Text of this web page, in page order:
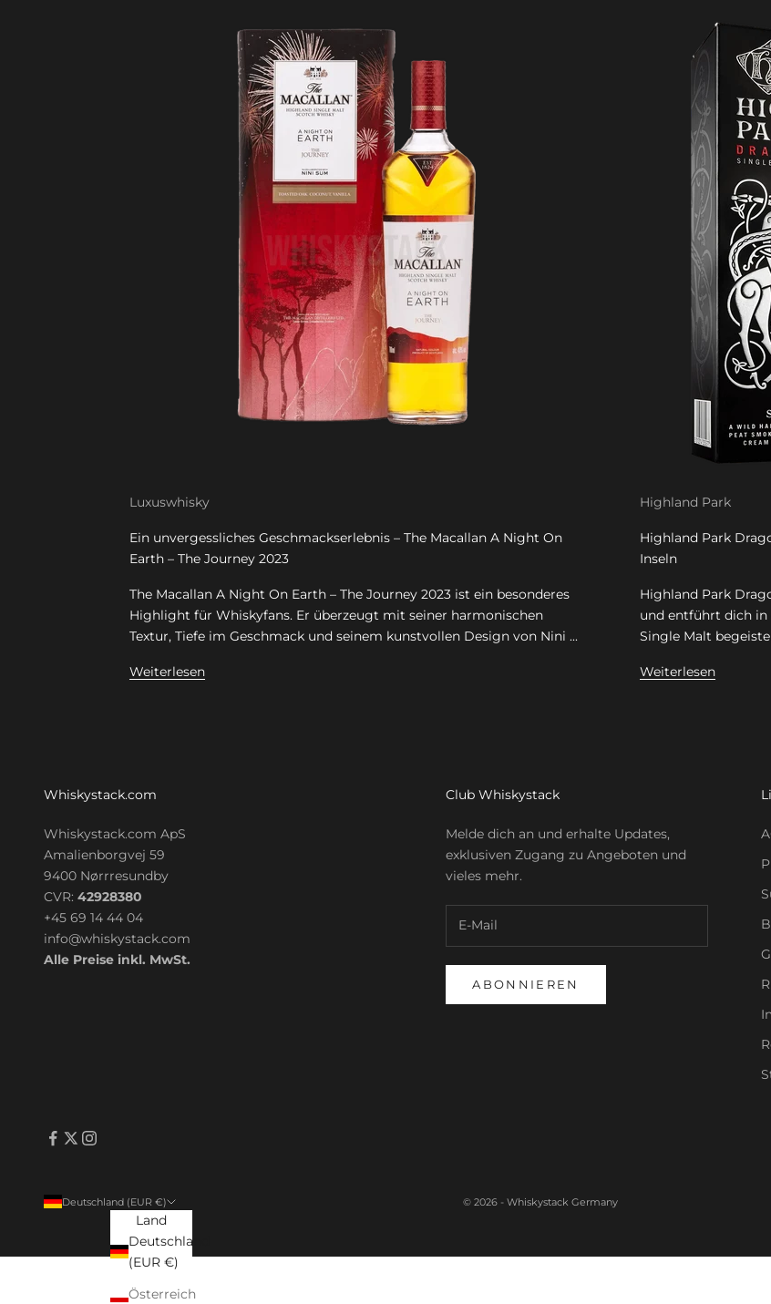
Luxuswhisky
Ein unvergessliches Geschmackserlebnis – The Macallan A Night On
Earth – The Journey 2023
The Macallan A Night On Earth – The Journey 2023 ist ein besonderes
Highlight für Whiskyfans. Er überzeugt mit seiner harmonischen
Textur, Tiefe im Geschmack und seinem kunstvollen Design von Nini ...
Weiterlesen
Highland Park
Highland Park
Inseln
Highland Park
und entführt dich in
Single Malt
Weiterlesen
Whiskystack.com
Whiskystack.com ApS
Amalienborgvej 59
9400 Nørrresundby
CVR: 42928380
+45 69 14 44 04
info@whiskystack.com
Alle Preise inkl. MwSt.
Club Whiskystack
Melde dich an und erhalte Updates,
exklusiven Zugang zu Angeboten und
vieles mehr.
ABONNIEREN
Deutschland (EUR €)
Land
Deutschland
(EUR €)
Österreich
© 2026 - Whiskystack Germany